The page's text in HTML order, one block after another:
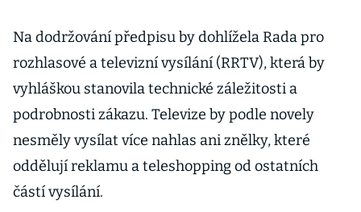
Na dodržování předpisu by dohlížela Rada pro
rozhlasové a televizní vysílání (RRTV), která by
vyhláškou stanovila technické záležitosti a
podrobnosti zákazu. Televize by podle novely
nesměly vysílat více nahlas ani znělky, které
oddělují reklamu a teleshopping od ostatních
částí vysílání.